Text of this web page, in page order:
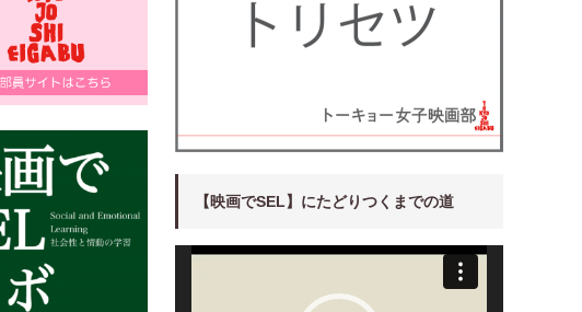
【映画でSEL】にたどりつくまでの道